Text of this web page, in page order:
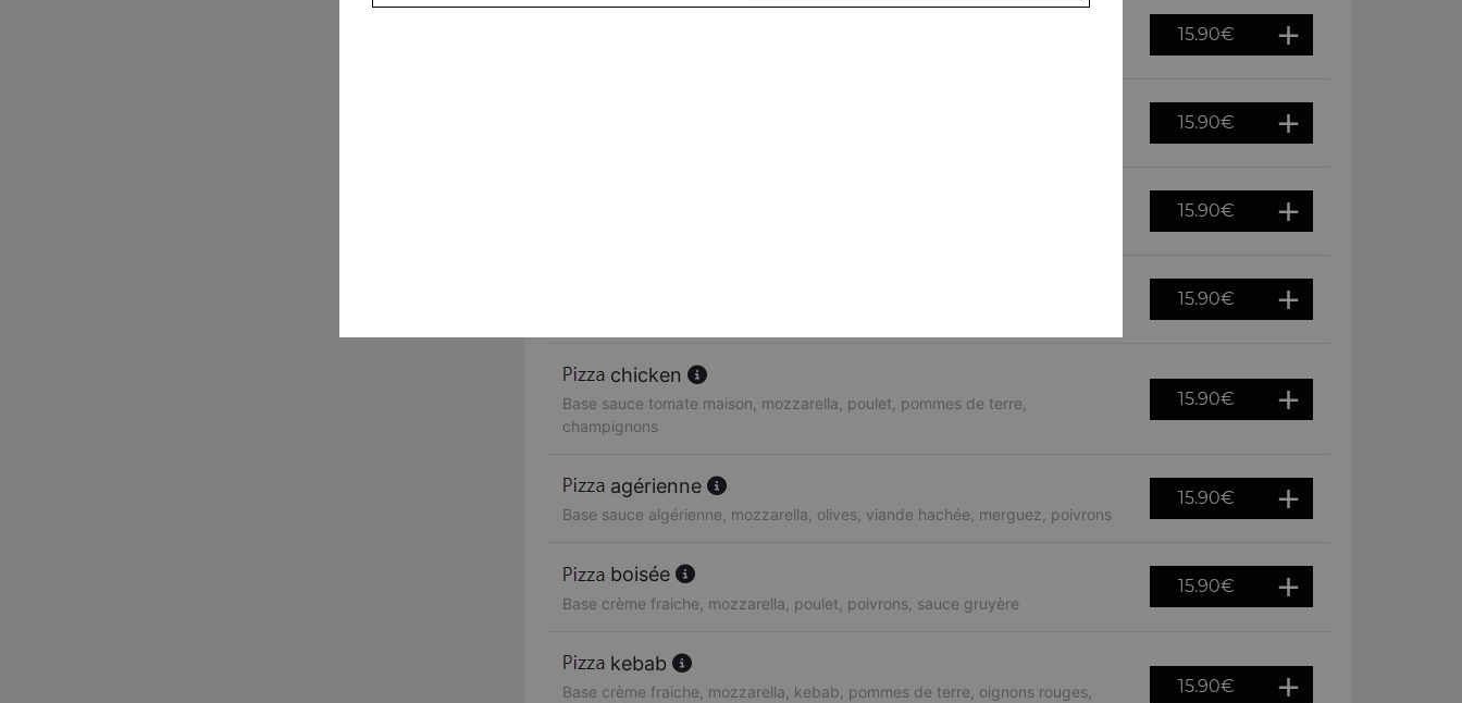
15.90€
15.90€
15.90€
15.90€
chicken
Base sauce tomate maison, mozzarella, poulet, pommes de terre,
champignons
15.90€
agérienne
Base sauce algérienne, mozzarella, olives, viande hachée, merguez, poivrons
15.90€
boisée
Base crème fraiche, mozzarella, poulet, poivrons, sauce gruyère
15.90€
kebab
Base crème fraiche, mozzarella, kebab, pommes de terre, oignons rouges,
15.90€